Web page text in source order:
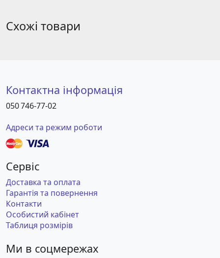
Схожі товари
Контактна інформація
050 746-77-02
Адреси та режим роботи
Сервіс
Доставка та оплата
Гарантія та повернення
Контакти
Особистий кабінет
Таблиця розмірів
Ми в соцмережах